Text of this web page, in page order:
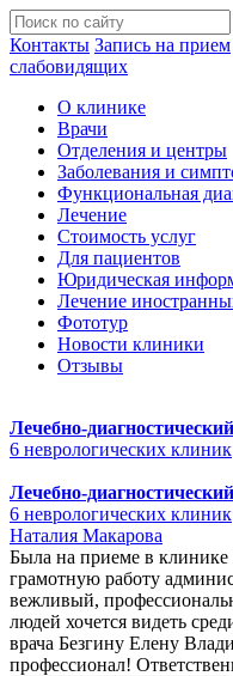
Контакты Запись на прием
слабовидящих
О клинике
Врачи
Отделения и центры
Заболевания и
Функциональная
Лечение
Стоимость услуг
Для пациентов
Юридическая
Лечение
Фототур
Новости клиники
Отзывы
Лечебно-
6 неврологических клиник
Лечебно-
6 неврологических клиник
Наталия Макарова
Была на приеме в клинике
грамотную работу
вежливый,
людей хочется видеть
врача Безгину Елену
профессионал!